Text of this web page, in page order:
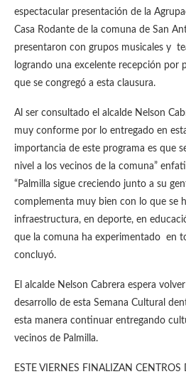
espectacular presentación de la
Casa Rodante de la comuna de San
presentaron con grupos musicales y
logrando una excelente recepción por
que se congregó a esta clausura.
Al ser consultado el alcalde Nelson
muy conforme por lo entregado en
importancia de este programa es que
nivel a los vecinos de la comuna”
“Palmilla sigue creciendo junto a su
complementa muy bien con lo que se
infraestructura, en deporte, en
que la comuna ha experimentado en
concluyó.
El alcalde Nelson Cabrera espera
desarrollo de esta Semana Cultural
esta manera continuar entregando
vecinos de Palmilla.
ESTE VIERNES FINALIZAN CENTROS